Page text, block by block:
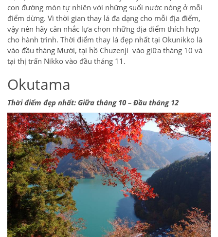
con đường mòn tự nhiên với những suối nước nóng ở mỗi
điểm dừng. Vì thời gian thay lá đa dạng cho mỗi địa điểm,
vậy nên hãy cân nhắc lựa chọn những địa điểm thích hợp
cho hành trình. Thời điểm thay lá đẹp nhất tại Okunikko là
vào đầu tháng Mười, tại hồ Chuzenji vào giữa tháng 10 và
tại thị trấn Nikko vào đầu tháng 11.
Okutama
Thời điểm đẹp nhất: Giữa tháng 10 – Đầu tháng 12